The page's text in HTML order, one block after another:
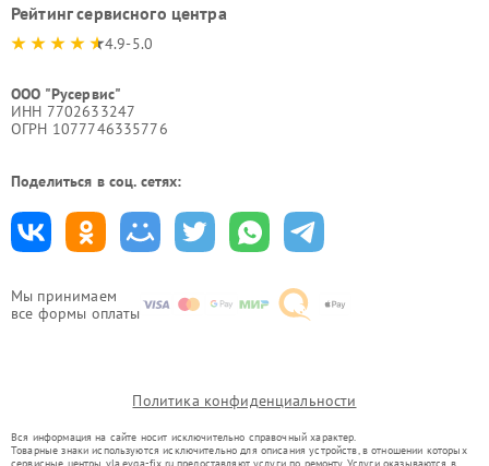
Мы принимаем
все формы оплаты
Рейтинг сервисного центра
4.9-5.0
ООО "Русервис"
ИНН 7702633247
ОГРН 1077746335776
Поделиться в соц. сетях:
Политика конфиденциальности
Вся информация на сайте носит исключительно справочный характер.
Товарные знаки используются исключительно для описания устройств, в отношении которых
сервисные центры vla.evga-fix.ru предоставляют услуги по ремонту. Услуги оказываются в